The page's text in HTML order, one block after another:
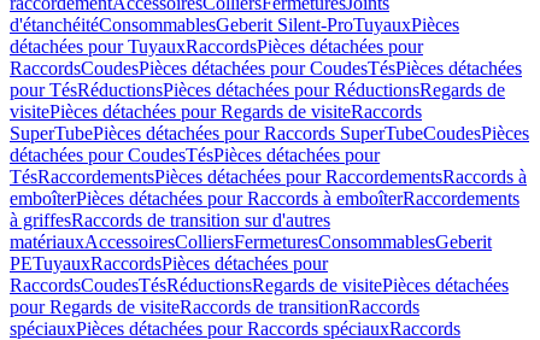
d'étanchéitéConsommablesGeberit Silent-ProTuyauxPièces
détachées pour TuyauxRaccordsPièces détachées pour
RaccordsCoudesPièces détachées pour CoudesTésPièces détachées
pour TésRéductionsPièces détachées pour RéductionsRegards de
visitePièces détachées pour Regards de visiteRaccords
SuperTubePièces détachées pour Raccords SuperTubeCoudesPièces
détachées pour CoudesTésPièces détachées pour
TésRaccordementsPièces détachées pour RaccordementsRaccords à
emboîterPièces détachées pour Raccords à emboîterRaccordements
à griffesRaccords de transition sur d'autres
matériauxAccessoiresColliersFermeturesConsommablesGeberit
PETuyauxRaccordsPièces détachées pour
RaccordsCoudesTésRéductionsRegards de visitePièces détachées
pour Regards de visiteRaccords de transitionRaccords
spéciauxPièces détachées pour Raccords spéciauxRaccords